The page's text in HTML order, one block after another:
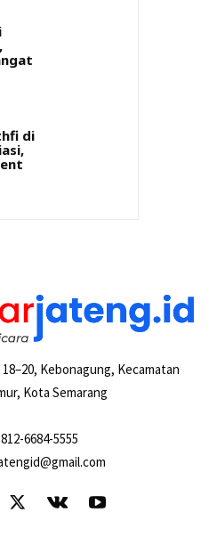
di
Kebonagung, Kecamatan
Kota Semarang
6684-5555